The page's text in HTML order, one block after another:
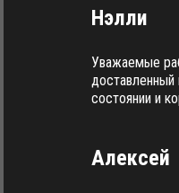
Нэлли
Уважаемые
доставленный
состоянии и
Алексей